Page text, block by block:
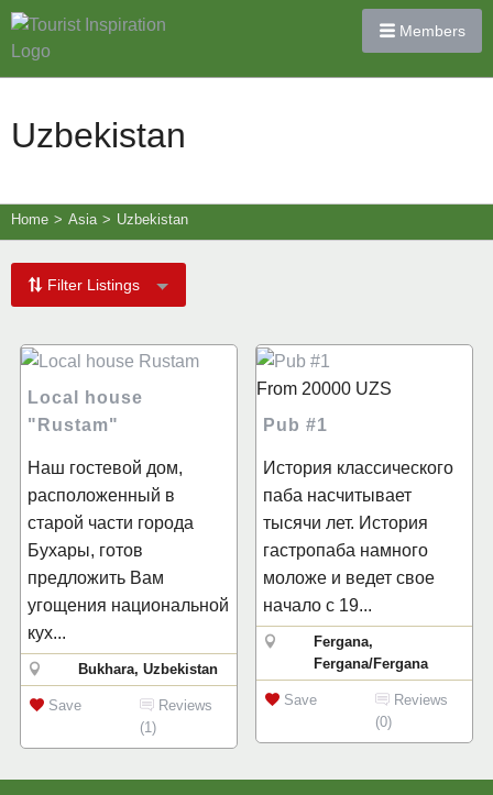
Members
Uzbekistan
Home > Asia > Uzbekistan
Filter Listings
Local house
"Rustam"
Наш гостевой дом,
расположенный в
старой части города
Бухары, готов
предложить Вам
угощения национальной
кух...
Bukhara, Uzbekistan
Save
Reviews
(1)
From 20000 UZS
Pub #1
История классического
паба насчитывает
тысячи лет. История
гастропаба намного
моложе и ведет свое
начало с 19...
Fergana,
Fergana/Fergana
Save
Reviews
(0)